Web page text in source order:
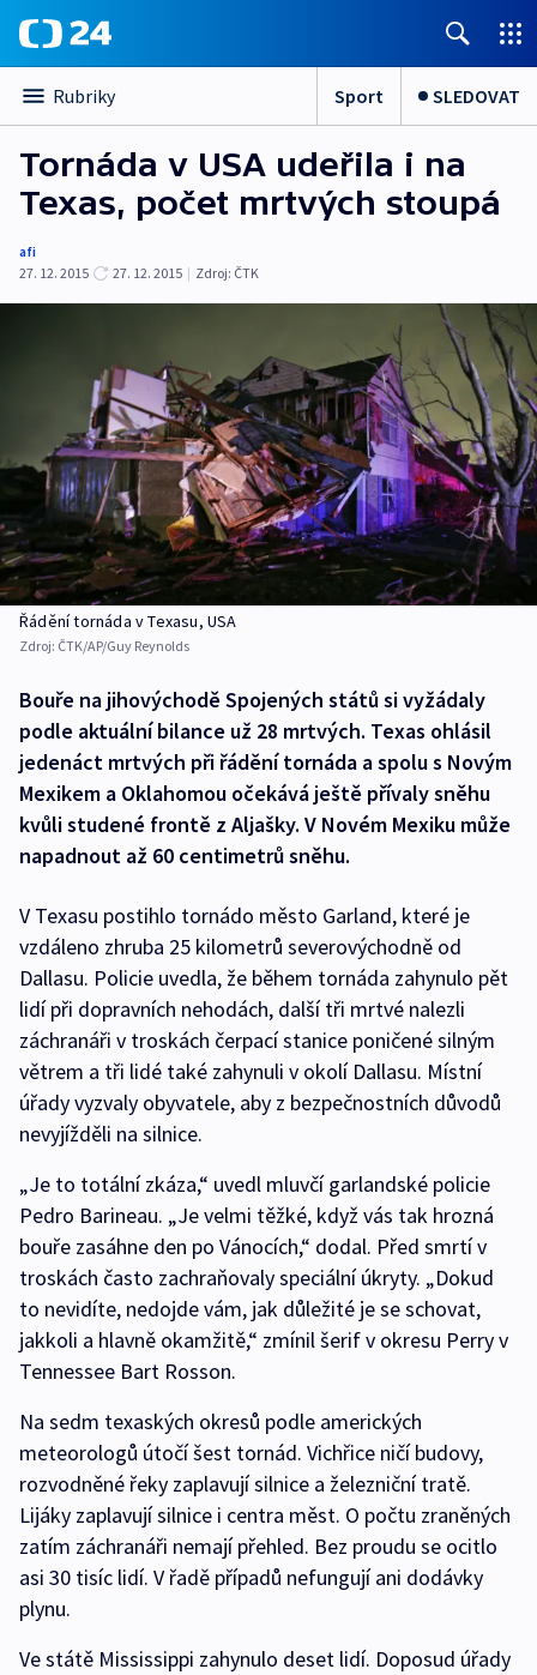
Rubriky Sport SLEDOVAT
Tornáda v USA udeřila i na
Texas, počet mrtvých stoupá
afi
27. 12. 2015
27. 12. 2015 | Zdroj: ČTK
Řádění tornáda v Texasu, USA
Zdroj: ČTK/AP/Guy Reynolds
Bouře na jihovýchodě Spojených států si vyžádaly
podle aktuální bilance už 28 mrtvých. Texas ohlásil
jedenáct mrtvých při řádění tornáda a spolu s Novým
Mexikem a Oklahomou očekává ještě přívaly sněhu
kvůli studené frontě z Aljašky. V Novém Mexiku může
napadnout až 60 centimetrů sněhu.
V Texasu postihlo tornádo město Garland, které je
vzdáleno zhruba 25 kilometrů severovýchodně od
Dallasu. Policie uvedla, že během tornáda zahynulo pět
lidí při dopravních nehodách, další tři mrtvé nalezli
záchranáři v troskách čerpací stanice poničené silným
větrem a tři lidé také zahynuli v okolí Dallasu. Místní
úřady vyzvaly obyvatele, aby z bezpečnostních důvodů
nevyjížděli na silnice.
„Je to totální zkáza,“ uvedl mluvčí garlandské policie
Pedro Barineau. „Je velmi těžké, když vás tak hrozná
bouře zasáhne den po Vánocích,“ dodal. Před smrtí v
troskách často zachraňovaly speciální úkryty. „Dokud
to nevidíte, nedojde vám, jak důležité je se schovat,
jakkoli a hlavně okamžitě,“ zmínil šerif v okresu Perry v
Tennessee Bart Rosson.
Na sedm texaských okresů podle amerických
meteorologů útočí šest tornád. Vichřice ničí budovy,
rozvodněné řeky zaplavují silnice a železniční tratě.
Lijáky zaplavují silnice i centra měst. O počtu zraněných
zatím záchranáři nemají přehled. Bez proudu se ocitlo
asi 30 tisíc lidí. V řadě případů nefungují ani dodávky
plynu.
Ve státě Mississippi zahynulo deset lidí. Doposud úřady